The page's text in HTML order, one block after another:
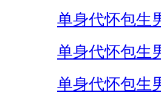
单身代怀包生
单身代怀包生
单身代怀包生